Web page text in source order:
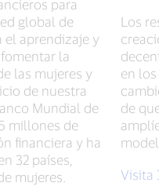
para
global de
el aprendizaje y
la
las mujeres y
de nuestra
Mundial de
millones de
financiera y ha
32 países,
mujeres.
Los
en
de
Visita